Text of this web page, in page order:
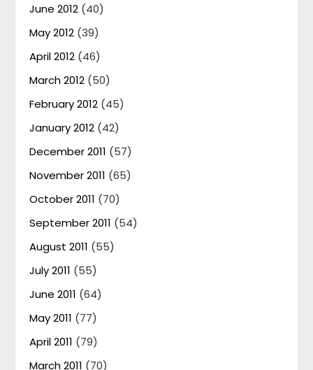
June 2012 (40)
May 2012 (39)
April 2012 (46)
March 2012 (50)
February 2012 (45)
January 2012 (42)
December 2011 (57)
November 2011 (65)
October 2011 (70)
September 2011 (54)
August 2011 (55)
July 2011 (55)
June 2011 (64)
May 2011 (77)
April 2011 (79)
March 2011 (70)